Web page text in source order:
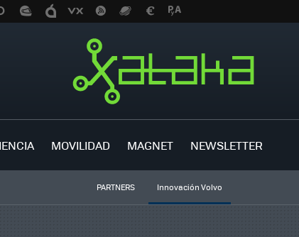
MOVILIDAD MAGNET NEWSLETTER
PARTNERS Innovación Volvo